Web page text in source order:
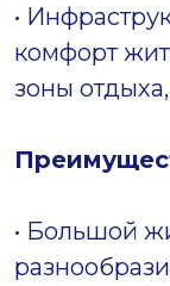
•
комфорт
зоны
• Большой